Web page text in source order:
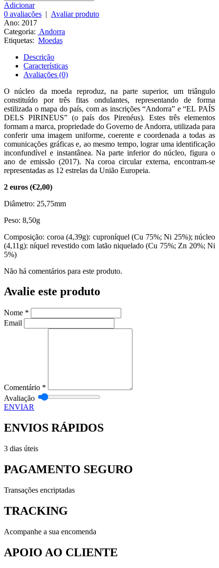
Adicionar
0 avaliações | Avaliar produto
Ano: 2017
Categoria: Andorra
Etiquetas: Moedas
Descrição
Características
Avaliações (0)
O núcleo da moeda reproduz, na parte superior, um triângulo
constituído por três fitas ondulantes, representando de forma
estilizada o mapa do país, com as inscrições “Andorra” e “EL PAÍS
DELS PIRINEUS” (o país dos Pirenéus). Estes três elementos
formam a marca, propriedade do Governo de Andorra, utilizada para
conferir uma imagem uniforme, coerente e coordenada a todas as
comunicações gráficas e, ao mesmo tempo, lograr uma identificação
inconfundível e instantânea. Na parte inferior do núcleo, figura o
ano de emissão (2017). Na coroa circular externa, encontram‑se
representadas as 12 estrelas da União Europeia.
2 euros (€2,00)
Diâmetro: 25,75mm
Peso: 8,50g
Composição: coroa (4,39g): cuproníquel (Cu 75%; Ni 25%); núcleo
(4,11g): níquel revestido com latão niquelado (Cu 75%; Zn 20%; Ni
5%)
Não há comentários para este produto.
Avalie este produto
Nome *
Email
Comentário *
Avaliação
ENVIAR
ENVIOS RÁPIDOS
3 dias úteis
PAGAMENTO SEGURO
Transações encriptadas
TRACKING
Acompanhe a sua encomenda
APOIO AO CLIENTE